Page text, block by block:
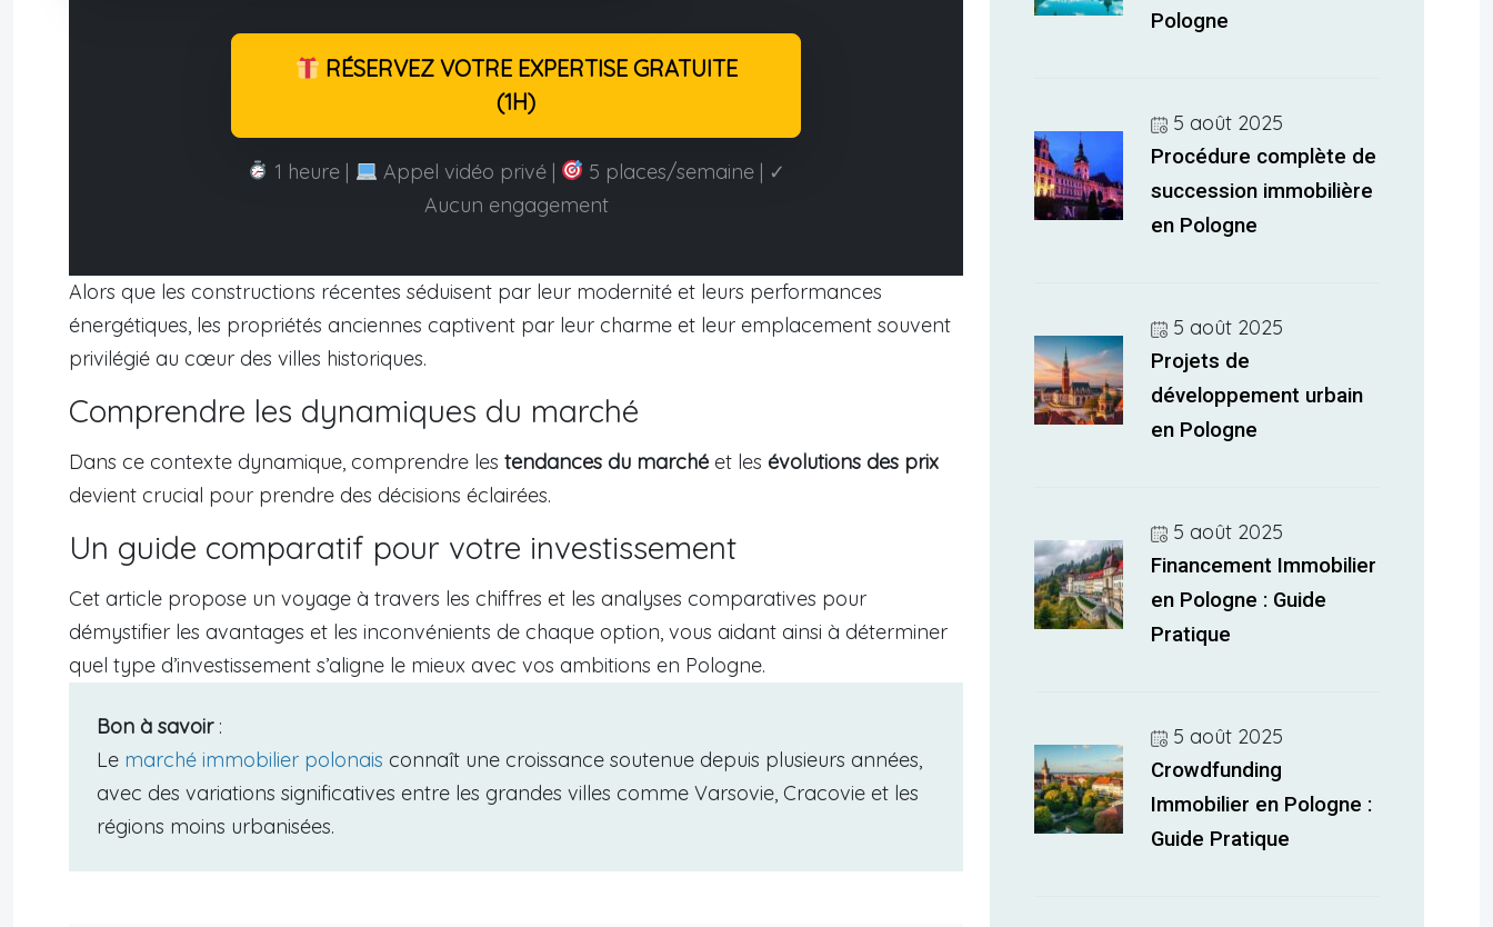
RÉSERVEZ VOTRE EXPERTISE GRATUITE
(1H)
1 heure | Appel vidéo privé |
5 places/semaine | ✓
Aucun engagement
Alors que les constructions récentes séduisent par leur modernité et leurs performances
énergétiques, les propriétés anciennes captivent par leur charme et leur emplacement souvent
privilégié au cœur des villes historiques.
Comprendre les dynamiques du marché
Dans ce contexte dynamique, comprendre les tendances du marché et les évolutions des prix
devient crucial pour prendre des décisions éclairées.
Un guide comparatif pour votre investissement
Cet article propose un voyage à travers les chiffres et les analyses comparatives pour
démystifier les avantages et les inconvénients de chaque option, vous aidant ainsi à déterminer
quel type d’investissement s’aligne le mieux avec vos ambitions en Pologne.
Bon à savoir:
Le marché immobilier polonais connaît une croissance soutenue depuis plusieurs années,
avec des variations significatives entre les grandes villes comme Varsovie, Cracovie et les
régions moins urbanisées.
Pologne
5 août 2025
Procédure complète de
succession immobilière
en Pologne
5 août 2025
Projets de
développement urbain
en Pologne
5 août 2025
Financement Immobilier
en Pologne : Guide
Pratique
5 août 2025
Crowdfunding
Immobilier en Pologne :
Guide Pratique